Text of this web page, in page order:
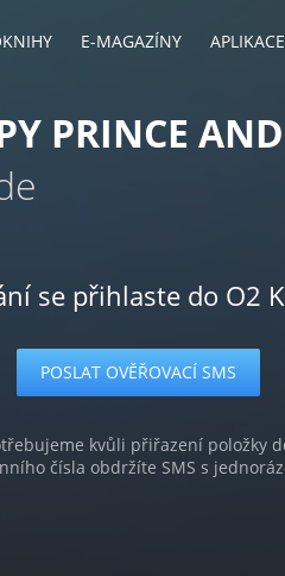
E-MAGAZÍNY
PRINCE
se přihlaste do O2
kvůli přiřazení položky
čísla obdržíte SMS s